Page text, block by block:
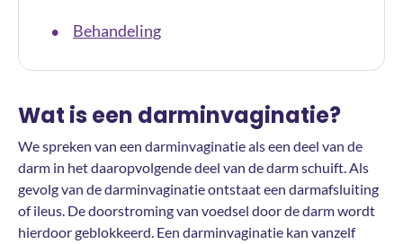
• Behandeling
Wat is een darminvaginatie?
We spreken van een darminvaginatie als een deel van de
darm in het daaropvolgende deel van de darm schuift. Als
gevolg van de darminvaginatie ontstaat een darmafsluiting
of ileus. De doorstroming van voedsel door de darm wordt
hierdoor geblokkeerd. Een darminvaginatie kan vanzelf